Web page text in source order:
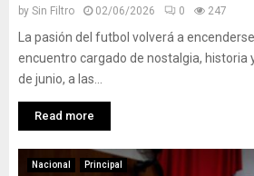
by Sin Filtro 02/06/2026 0 247
La pasión del futbol volverá a
encuentro cargado de nostalgia, historia
de junio, a las...
Read more
Nacional Principal